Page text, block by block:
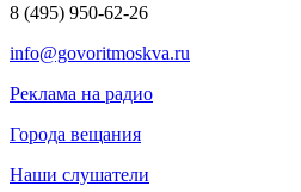
8 (495) 950-62-26
info@govoritmoskva.ru
Реклама на радио
Города вещания
Наши слушатели